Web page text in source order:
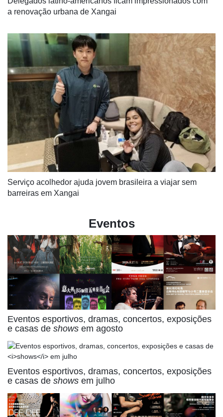
a renovação urbana de Xangai
Serviço acolhedor ajuda jovem brasileira a viajar sem
barreiras em Xangai
Eventos
Eventos esportivos, dramas, concertos, exposições
e casas de shows em agosto
Eventos esportivos, dramas, concertos, exposições
e casas de shows em julho